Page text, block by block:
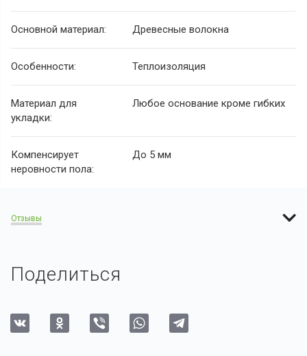
Основной материал: Древесные волокна
Особенности: Теплоизоляция
Материал для
укладки:
Любое основание кроме гибких
Компенсирует
неровности пола:
До 5 мм
Отзывы
Поделиться